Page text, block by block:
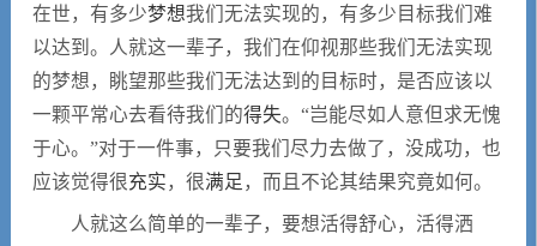
在世，有多少梦想我们无法实现的，有多少目标我们难
以达到。人就这一辈子，我们在仰视那些我们无法实现
的梦想，眺望那些我们无法达到的目标时，是否应该以
一颗平常心去看待我们的得失。“岂能尽如人意但求无愧
于心。”对于一件事，只要我们尽力去做了，没成功，也
应该觉得很充实，很满足 ，而且不论其结果究竟如何。
人就这么简单的一辈子，要想活得舒心，活得洒